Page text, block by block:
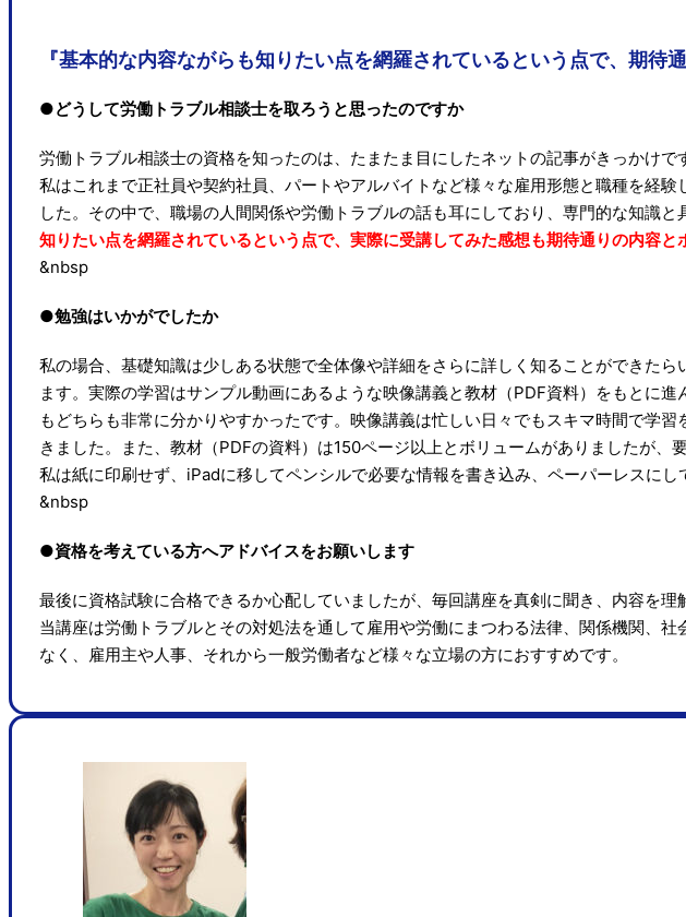
『基本的な内容ながらも知りたい点を網羅されているという点で、期
●どうして労働トラブル相談士を取ろうと思ったのですか
労働トラブル相談士の資格を知ったのは、たまたま目にしたネットの記事がきっかけで
私はこれまで正社員や契約社員、パートやアルバイトなど様々な雇用形態と職種を経
した。その中で、職場の人間関係や労働トラブルの話も耳にしており、専門的な知識と
知りたい点を網羅されているという点で、実際に受講してみた感想も期待通りの内容と
&nbsp
●勉強はいかがでしたか
私の場合、基礎知識は少しある状態で全体像や詳細をさらに詳しく知ることができた
ます。実際の学習はサンプル動画にあるような映像講義と教材（PDF資料）をもとに
もどちらも非常に分かりやすかったです。映像講義は忙しい日々でもスキマ時間で学
きました。また、教材（PDFの資料）は150ページ以上とボリュームがありましたが
私は紙に印刷せず、iPadに移してペンシルで必要な情報を書き込み、ペーパーレスにし
&nbsp
●資格を考えている方へアドバイスをお願いします
最後に資格試験に合格できるか心配していましたが、毎回講座を真剣に聞き、内容を理
当講座は労働トラブルとその対処法を通して雇用や労働にまつわる法律、関係機関、
なく、雇用主や人事、それから一般労働者など様々な立場の方におすすめです。